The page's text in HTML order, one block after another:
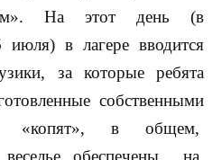
На этот день (в
в лагере вводится
за которые ребята
собственными
«копят», в общем,
обеспечены
на